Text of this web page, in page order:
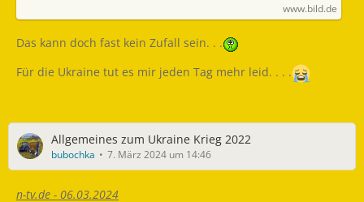
www.bild.de
Das kann doch fast kein Zufall sein. . .
Für die Ukraine tut es mir jeden Tag mehr leid. . . .
Allgemeines zum Ukraine Krieg 2022
bubochka 7. März 2024 um 14:46
n-tv.de - 06.03.2024